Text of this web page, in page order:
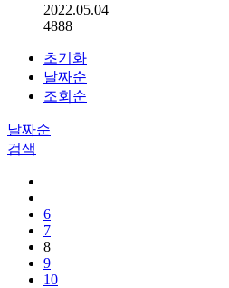
2022.05.04
4888
초기화
날짜순
조회순
날짜순
검색
6
7
8
9
10